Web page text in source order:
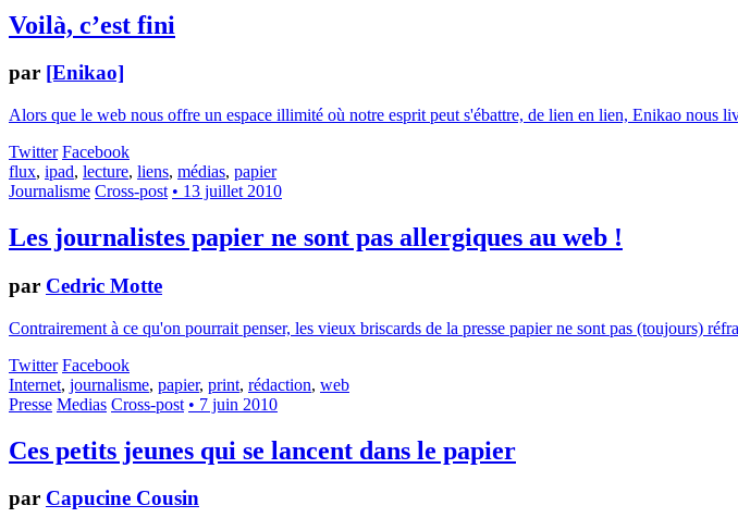
Voilà, c’est fini
par [Enikao]
Alors que le web nous offre un espace illimité où notre esprit peut s'ébattre, de lien en lien, Enikao nous
Twitter Facebook
flux, ipad, lecture, liens, médias, papier
Journalisme Cross-post • 13 juillet 2010
Les journalistes papier ne sont pas allergiques au web !
par Cedric Motte
Contrairement à ce qu'on pourrait penser, les vieux briscards de la presse papier ne sont pas (toujours)
Twitter Facebook
Internet, journalisme, papier, print, rédaction, web
Presse Medias Cross-post • 7 juin 2010
Ces petits jeunes qui se lancent dans le papier
par Capucine Cousin